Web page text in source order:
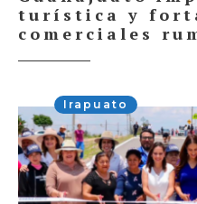
turística y
comerciales
Irapuato